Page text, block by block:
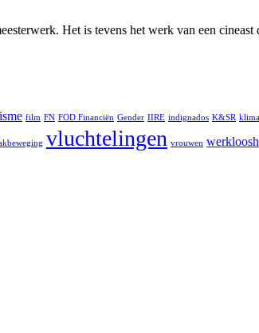
Het is tevens het werk van een cineast
film FN FOD Financiën Gender IIRE indignados K&SR
vluchtelingen vrouwen